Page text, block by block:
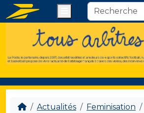
Actualités Feminisation